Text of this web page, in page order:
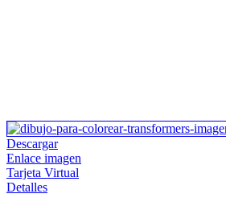
Descargar
Enlace imagen
Tarjeta Virtual
Detalles